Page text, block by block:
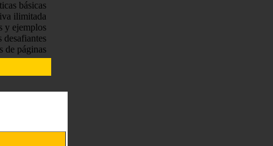
básicas
ilimitada
y ejemplos
desafiantes
de páginas